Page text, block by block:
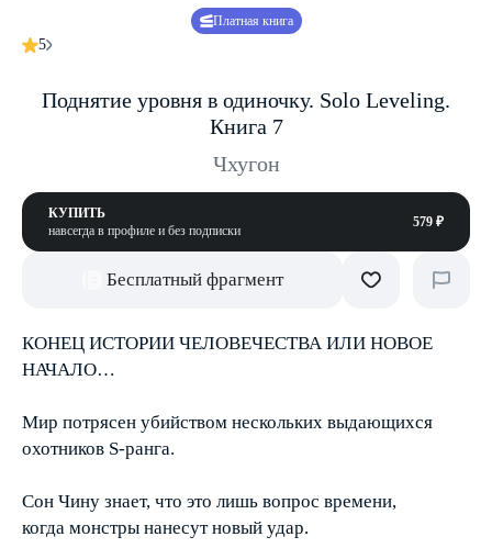
Платная книга
5
Поднятие уровня в одиночку. Solo Leveling.
Книга 7
Чхугон
КУПИТЬ
навсегда в профиле и без подписки
579 ₽
Бесплатный фрагмент
КОНЕЦ ИСТОРИИ ЧЕЛОВЕЧЕСТВА ИЛИ НОВОЕ
НАЧАЛО…
Мир потрясен убийством нескольких выдающихся
охотников S-ранга.
Сон Чину знает, что это лишь вопрос времени,
когда монстры нанесут новый удар.